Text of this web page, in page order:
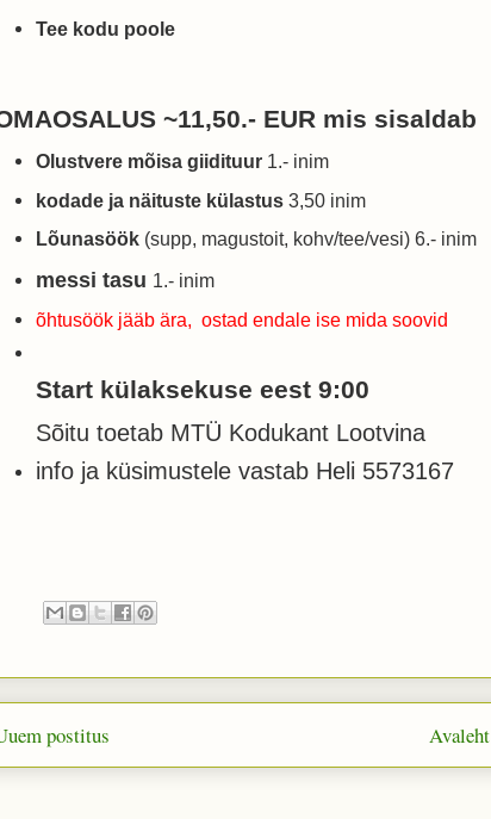
Tee kodu poole
~11,50.- EUR mis sisaldab
Olustvere mõisa giidituur 1.- inim
kodade ja näituste külastus 3,50 inim
Lõunasöök (supp, magustoit, kohv/tee/vesi) 6.- inim
messi tasu 1.- inim
õhtusöök jääb ära, ostad endale ise mida soovid
Start külaksekuse eest 9:00
Sõitu toetab MTÜ Kodukant Lootvina
info ja küsimustele vastab Heli 5573167
postitus Avaleht